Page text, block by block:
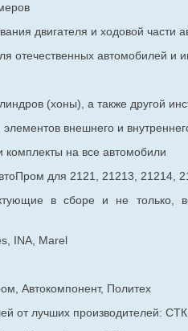
двигателя и ходовой части
отечественныхавтомобилей и
(хоны), а также другой
внешнего и
комплекты на все автомобили
для 2121, 21213, 21214,
в сборе и не только,
INA, Marel
Автокомпонент, Политех
от лучших производителей: